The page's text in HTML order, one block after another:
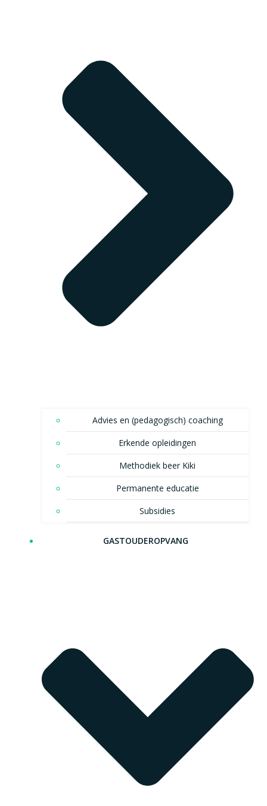
Advies en (pedagogisch) coaching
Erkende opleidingen
Methodiek beer Kiki
Permanente educatie
Subsidies
GASTOUDEROPVANG